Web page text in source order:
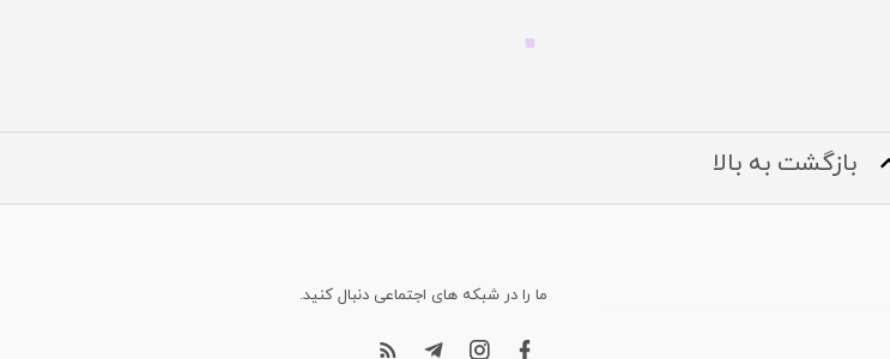
بازگشت به بالا
ما را در شبکه های اجتماعی دنبال کنید.